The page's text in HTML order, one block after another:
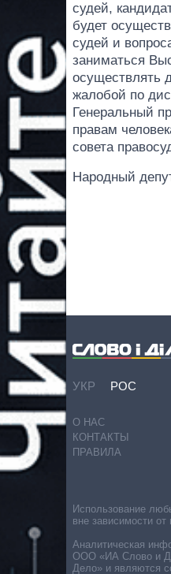
судей,
будет
судей и
заниматься
осуществлять
жалобой по
Генеральный
правам
совета
Народный
УКР РОС
О НАС
КОНТАКТЫ
ПРАВИЛА
Использование
вне зависимости от
Аналитическая
ООО «ИА Слово и
Дело» и являются